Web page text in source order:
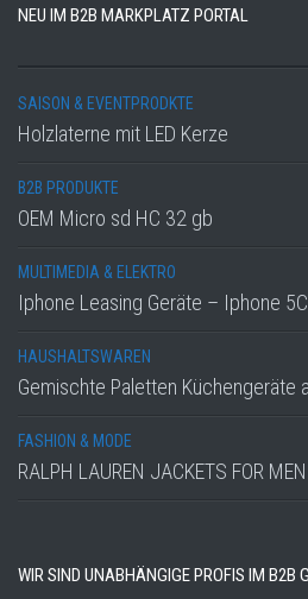
NEU IM B2B MARKPLATZ PORTAL
SAISON & EVENTPRODKTE
Holzlaterne mit LED Kerze
B2B PRODUKTE
OEM Micro sd HC 32 gb
MULTIMEDIA & ELEKTRO
Iphone Leasing Geräte – Iphone
HAUSHALTSWAREN
Gemischte Paletten Küchengeräte
FASHION & MODE
RALPH LAUREN JACKETS FOR
WIR SIND UNABHÄNGIGE PROFIS IM B2B